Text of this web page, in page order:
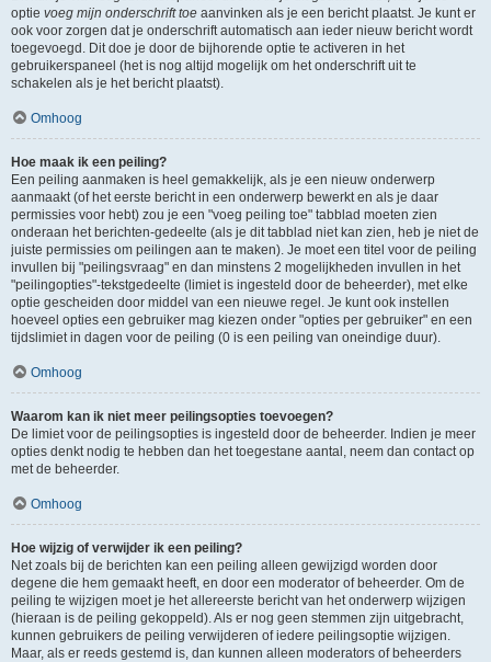
optie voeg mijn onderschrift toe aanvinken als je een bericht plaatst. Je kunt er
ook voor zorgen dat je onderschrift automatisch aan ieder nieuw bericht wordt
toegevoegd. Dit doe je door de bijhorende optie te activeren in het
gebruikerspaneel (het is nog altijd mogelijk om het onderschrift uit te
schakelen als je het bericht plaatst).
Omhoog
Hoe maak ik een peiling?
Een peiling aanmaken is heel gemakkelijk, als je een nieuw onderwerp
aanmaakt (of het eerste bericht in een onderwerp bewerkt en als je daar
permissies voor hebt) zou je een "voeg peiling toe" tabblad moeten zien
onderaan het berichten-gedeelte (als je dit tabblad niet kan zien, heb je niet de
juiste permissies om peilingen aan te maken). Je moet een titel voor de peiling
invullen bij "peilingsvraag" en dan minstens 2 mogelijkheden invullen in het
"peilingopties"-tekstgedeelte (limiet is ingesteld door de beheerder), met elke
optie gescheiden door middel van een nieuwe regel. Je kunt ook instellen
hoeveel opties een gebruiker mag kiezen onder "opties per gebruiker" en een
tijdslimiet in dagen voor de peiling (0 is een peiling van oneindige duur).
Omhoog
Waarom kan ik niet meer peilingsopties toevoegen?
De limiet voor de peilingsopties is ingesteld door de beheerder. Indien je meer
opties denkt nodig te hebben dan het toegestane aantal, neem dan contact op
met de beheerder.
Omhoog
Hoe wijzig of verwijder ik een peiling?
Net zoals bij de berichten kan een peiling alleen gewijzigd worden door
degene die hem gemaakt heeft, en door een moderator of beheerder. Om de
peiling te wijzigen moet je het allereerste bericht van het onderwerp wijzigen
(hieraan is de peiling gekoppeld). Als er nog geen stemmen zijn uitgebracht,
kunnen gebruikers de peiling verwijderen of iedere peilingsoptie wijzigen.
Maar, als er reeds gestemd is, dan kunnen alleen moderators of beheerders